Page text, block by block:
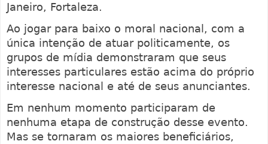
Janeiro, Fortaleza.
Ao jogar para baixo o moral nacional, com a
única intenção de atuar politicamente, os
grupos de mídia demonstraram que seus
interesses particulares estão acima do próprio
interesse nacional e até de seus anunciantes.
Em nenhum momento participaram de
nenhuma etapa de construção desse evento.
Mas se tornaram os maiores beneficiários,